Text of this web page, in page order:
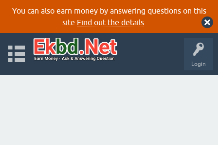
You can also earn money by answering questions on this
site Find out the details
Login